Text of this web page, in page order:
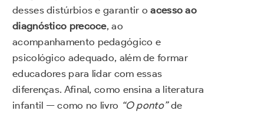
desses distúrbios e garantir oacesso ao
diagnóstico precoce, ao
acompanhamento pedagógico e
psicológico adequado, além de formar
educadores para lidar com essas
diferenças. Afinal, como ensina a literatura
infantil — como no livro “O ponto”de